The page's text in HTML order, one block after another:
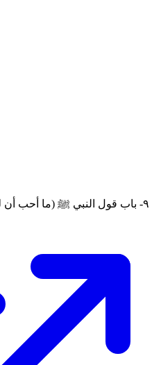
٩- باب قول النبي ﷺ (ما أحب أن